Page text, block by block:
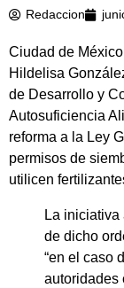
Redaccion
Ciudad de
Hildelisa
de Desarrollo y
Autosuficiencia
reforma a la Ley
permisos de
utilicen
La
de dicho
“en el caso
autoridades